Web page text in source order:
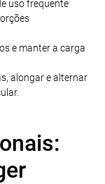
uso frequente
e manter a carga
alongar e alternar